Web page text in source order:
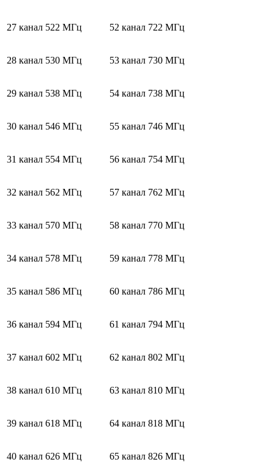
27 канал 522 МГц 52 канал 722 МГц
28 канал 530 МГц 53 канал 730 МГц
29 канал 538 МГц 54 канал 738 МГц
30 канал 546 МГц 55 канал 746 МГц
31 канал 554 МГц 56 канал 754 МГц
32 канал 562 МГц 57 канал 762 МГц
33 канал 570 МГц 58 канал 770 МГц
34 канал 578 МГц 59 канал 778 МГц
35 канал 586 МГц 60 канал 786 МГц
36 канал 594 МГц 61 канал 794 МГц
37 канал 602 МГц 62 канал 802 МГц
38 канал 610 МГц 63 канал 810 МГц
39 канал 618 МГц 64 канал 818 МГц
40 канал 626 МГц 65 канал 826 МГц